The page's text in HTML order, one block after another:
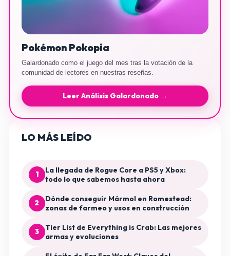
Pokémon Pokopia
Galardonado como el juego del mes tras la votación de la
comunidad de lectores en nuestras reseñas.
Leer Análisis Galardonado →
LO MÁS LEÍDO
1
La llegada de Rogue Core a PS5 y Xbox:
todo lo que sabemos hasta ahora
2
Dónde conseguir Mármol en Romestead:
zonas de farmeo y usos en construcción
3
Tier List de Everything is Crab: Las mejores
armas y evoluciones